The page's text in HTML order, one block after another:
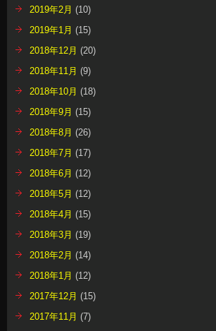
2019年2月 (10)
2019年1月 (15)
2018年12月 (20)
2018年11月 (9)
2018年10月 (18)
2018年9月 (15)
2018年8月 (26)
2018年7月 (17)
2018年6月 (12)
2018年5月 (12)
2018年4月 (15)
2018年3月 (19)
2018年2月 (14)
2018年1月 (12)
2017年12月 (15)
2017年11月 (7)